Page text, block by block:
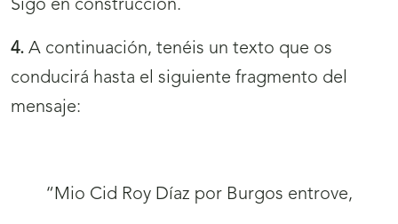
Sigo en construcción.
4. A continuación, tenéis un texto que os
conducirá hasta el siguiente fragmento del
mensaje:
“Mio Cid Roy Díaz por Burgos entrove,